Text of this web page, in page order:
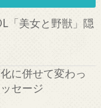
「美女と野獣」隠
に併せて変わっ
セージ